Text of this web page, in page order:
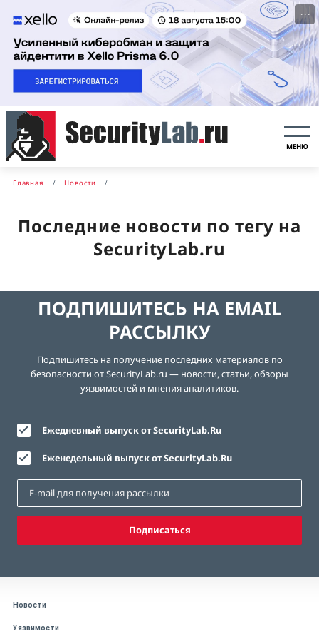
···
МЕНЮ
Главная Новости
Последние новости по тегу на
SecurityLab.ru
ПОДПИШИТЕСЬ НА EMAIL
РАССЫЛКУ
Подпишитесь на получение последних материалов по
безопасности от SecurityLab.ru — новости, статьи, обзоры
уязвимостей и мнения аналитиков.
Ежедневный выпуск от SecurityLab.Ru
Еженедельный выпуск от SecurityLab.Ru
Подписаться
Новости
Уязвимости